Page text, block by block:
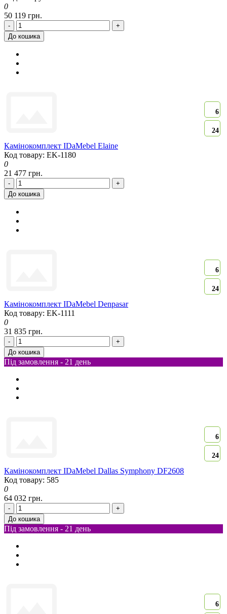
0
50 119 грн.
-
+
До кошика
6
24
Камінокомплект IDaMebel Elaine
Код товару: EK-1180
0
21 477 грн.
-
+
До кошика
6
24
Камінокомплект IDaMebel Denpasar
Код товару: EK-1111
0
31 835 грн.
-
+
До кошика
Під замовлення - 21 день
6
24
Камінокомплект IDaMebel Dallas Symphony DF2608
Код товару: 585
0
64 032 грн.
-
+
До кошика
Під замовлення - 21 день
6